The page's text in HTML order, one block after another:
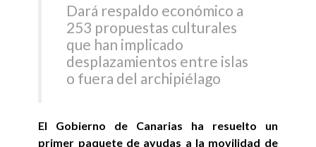
Dará respaldo económico a
253 propuestas culturales
que han implicado
desplazamientos entre islas
o fuera del archipiélago
El Gobierno de Canarias ha resuelto un
primer paquete de ayudas a la movilidad de